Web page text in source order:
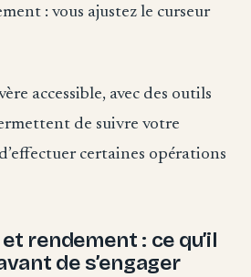
: vous ajustez le curseur
accessible, avec des outils
de suivre votre
certaines opérations
rendement : ce qu’il
de s’engager